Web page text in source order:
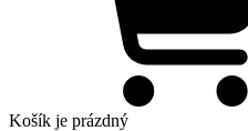
Košík je prázdný